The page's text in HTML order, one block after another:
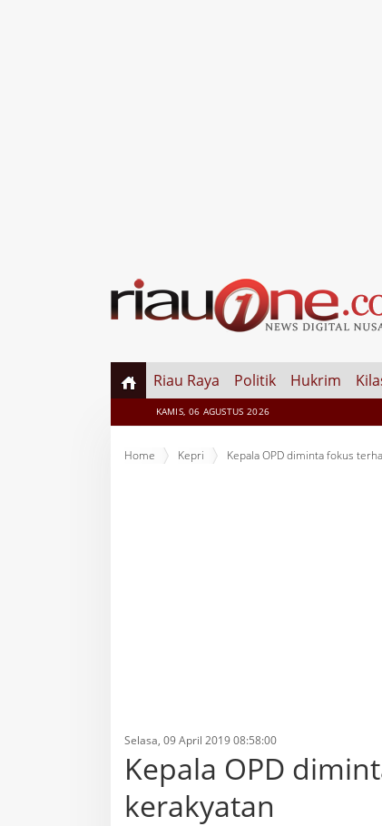
Riau Raya Politik Hukrim
KAMIS, 06 AGUSTUS 2026
Home Kepri Kepala OPD diminta fokus
Selasa, 09 April 2019 08:58:00
Kepala OPD
kerakyatan